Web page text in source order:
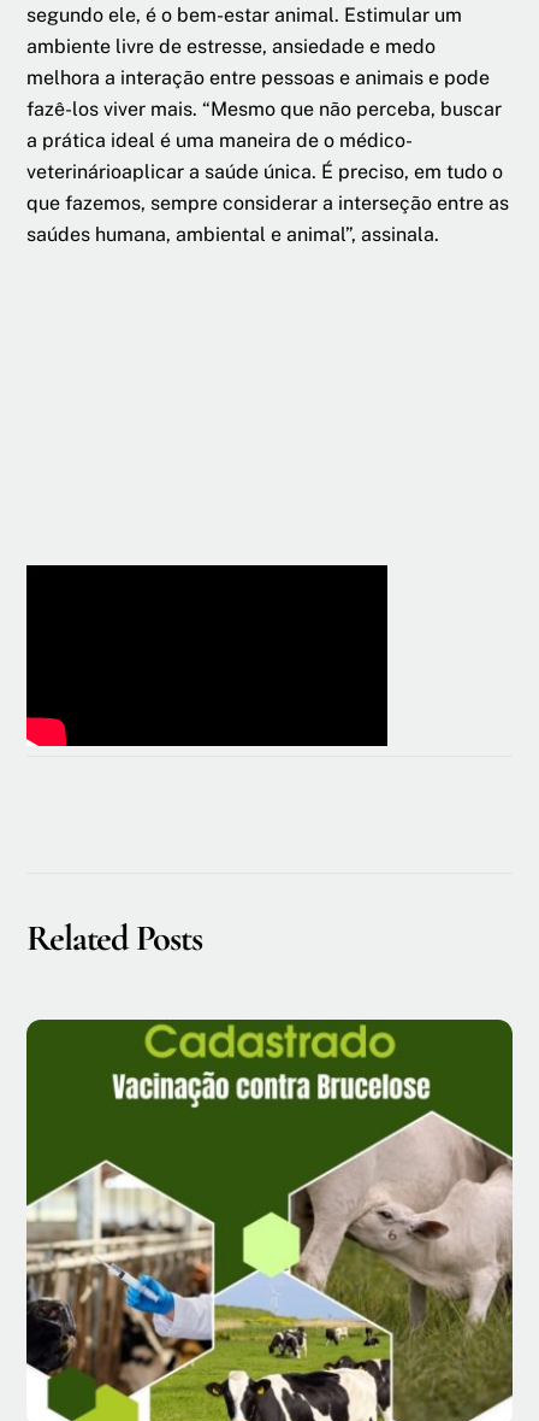
segundo ele, é o bem-estar animal. Estimular um
ambiente livre de estresse, ansiedade e medo
melhora a interação entre pessoas e animais e pode
fazê-los viver mais. “Mesmo que não perceba, buscar
a prática ideal é uma maneira de o médico-
veterinárioaplicar a saúde única. É preciso, em tudo o
que fazemos, sempre considerar a interseção entre as
saúdes humana, ambiental e animal”, assinala.
Related Posts